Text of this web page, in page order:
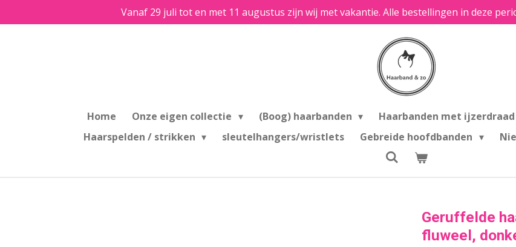
direct
Vanaf 29 juli tot en met 11 augustus zijn wij met vakantie. Alle bestellingen in deze
Home Onze eigen collectie (Boog) haarbanden Haarbanden met ijzerdraad
Haarspelden / strikken
sleutelhangers/wristlets Gebreide hoofdbanden
Geruffelde
fluweel,